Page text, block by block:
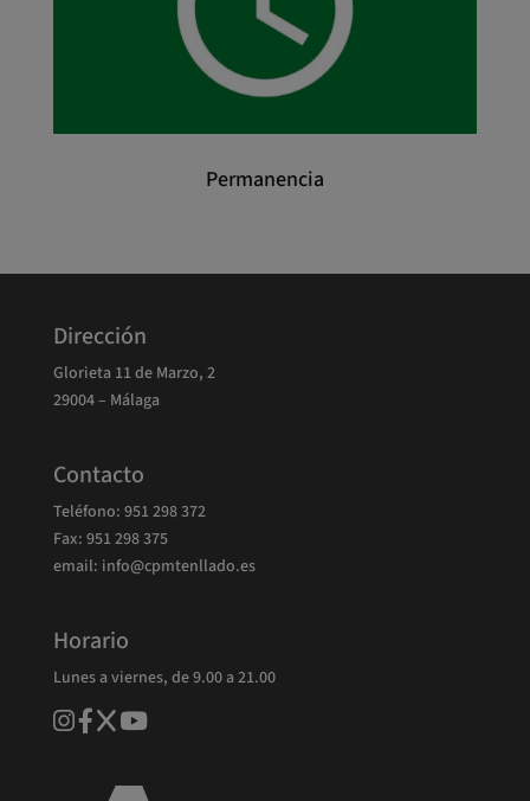
Permanencia
Dirección
Glorieta 11 de Marzo, 2
29004 – Málaga
Contacto
Teléfono: 951 298 372
Fax: 951 298 375
email: info@cpmtenllado.es
Horario
Lunes a viernes, de 9.00 a 21.00